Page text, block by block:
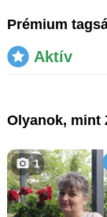
Prémium
Aktív
Olyanok, mint
1